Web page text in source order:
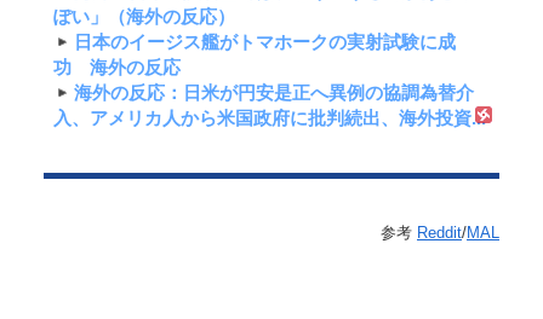
ぽい」（海外の反応）
日本のイージス艦がトマホークの実射試験に成
功 海外の反応
海外の反応：日米が円安是正へ異例の協調為替介
入、アメリカ人から米国政府に批判続出、海外投資...
参考 Reddit/MAL